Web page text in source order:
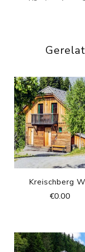
Kreischberg
€0.00